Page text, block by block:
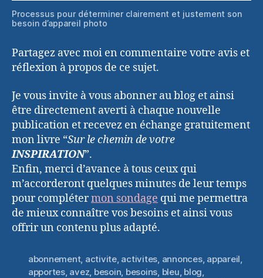
Processus pour déterminer clairement et justement son
besoin d’appareil photo
Partagez avec moi en commentaire votre avis et
réflexion à propos de ce sujet.
Je vous invite à vous abonner au blog et ainsi
être directement averti à chaque nouvelle
publication et recevez en échange gratuitement
mon livre “Sur le chemin de votre
INSPIRATION”.
Enfin, merci d’avance à tous ceux qui
m’accorderont quelques minutes de leur temps
pour complétermon sondage qui me permettra
de mieux connaître vos besoins et ainsi vous
offrir un contenu plus adapté.
abonnement, activite, activites, annonces, appareil,
apportes, avez, besoin, besoins, bleu, blog,